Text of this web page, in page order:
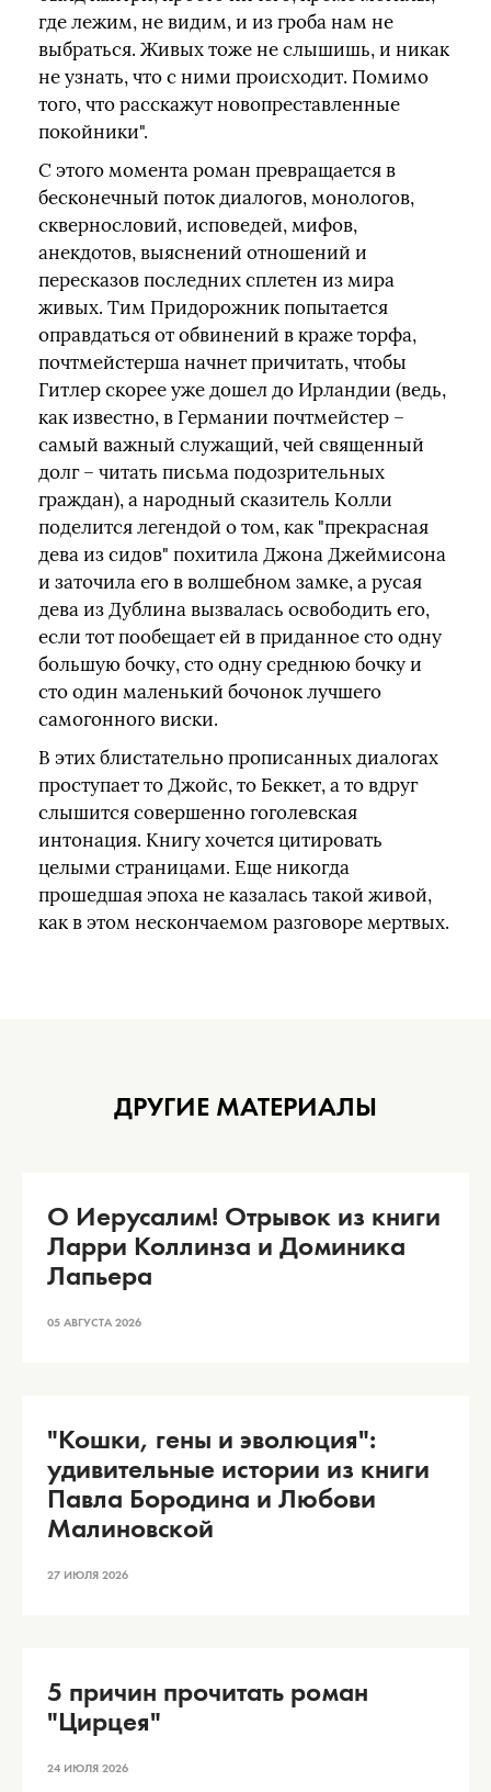
где лежим, не видим, и из гроба нам не
выбраться. Живых тоже не слышишь, и никак
не узнать, что с ними происходит. Помимо
того, что расскажут новопреставленные
покойники".
С этого момента роман превращается в
бесконечный поток диалогов, монологов,
сквернословий, исповедей, мифов,
анекдотов, выяснений отношений и
пересказов последних сплетен из мира
живых. Тим Придорожник попытается
оправдаться от обвинений в краже торфа,
почтмейстерша начнет причитать, чтобы
Гитлер скорее уже дошел до Ирландии (ведь,
как известно, в Германии почтмейстер –
самый важный служащий, чей священный
долг – читать письма подозрительных
граждан), а народный сказитель Колли
поделится легендой о том, как "прекрасная
дева из сидов" похитила Джона Джеймисона
и заточила его в волшебном замке, а русая
дева из Дублина вызвалась освободить его,
если тот пообещает ей в приданное сто одну
большую бочку, сто одну среднюю бочку и
сто один маленький бочонок лучшего
самогонного виски.
В этих блистательно прописанных диалогах
проступает то Джойс, то Беккет, а то вдруг
слышится совершенно гоголевская
интонация. Книгу хочется цитировать
целыми страницами. Еще никогда
прошедшая эпоха не казалась такой живой,
как в этом нескончаемом разговоре мертвых.
ДРУГИЕ МАТЕРИАЛЫ
О Иерусалим! Отрывок из книги
Ларри Коллинза и Доминика
Лапьера
05 АВГУСТА 2026
"Кошки, гены и эволюция":
удивительные истории из книги
Павла Бородина и Любови
Малиновской
27 ИЮЛЯ 2026
5 причин прочитать роман
"Цирцея"
24 ИЮЛЯ 2026